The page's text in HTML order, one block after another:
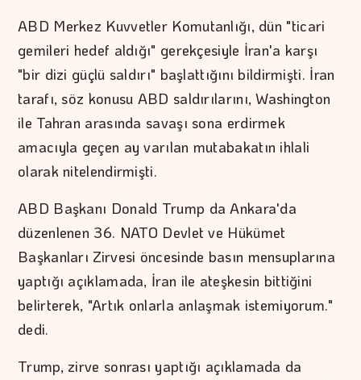
ABD Merkez Kuvvetler Komutanlığı, dün "ticari
gemileri hedef aldığı" gerekçesiyle İran'a karşı
"bir dizi güçlü saldırı" başlattığını bildirmişti. İran
tarafı, söz konusu ABD saldırılarını, Washington
ile Tahran arasında savaşı sona erdirmek
amacıyla geçen ay varılan mutabakatın ihlali
olarak nitelendirmişti.
ABD Başkanı Donald Trump da Ankara'da
düzenlenen 36.⁠ NATO Devlet ve Hükümet
Başkanları Zirvesi öncesinde basın mensuplarına
yaptığı açıklamada, İran ile ateşkesin bittiğini
belirterek, "Artık onlarla anlaşmak istemiyorum."
dedi.
Trump, zirve sonrası yaptığı açıklamada da